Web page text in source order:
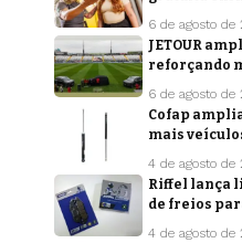
6 de agosto de
JETOUR
reforçando
6 de agosto de
Cofap
mais
4 de agosto de
Riffel lança
de freios
4 de agosto de